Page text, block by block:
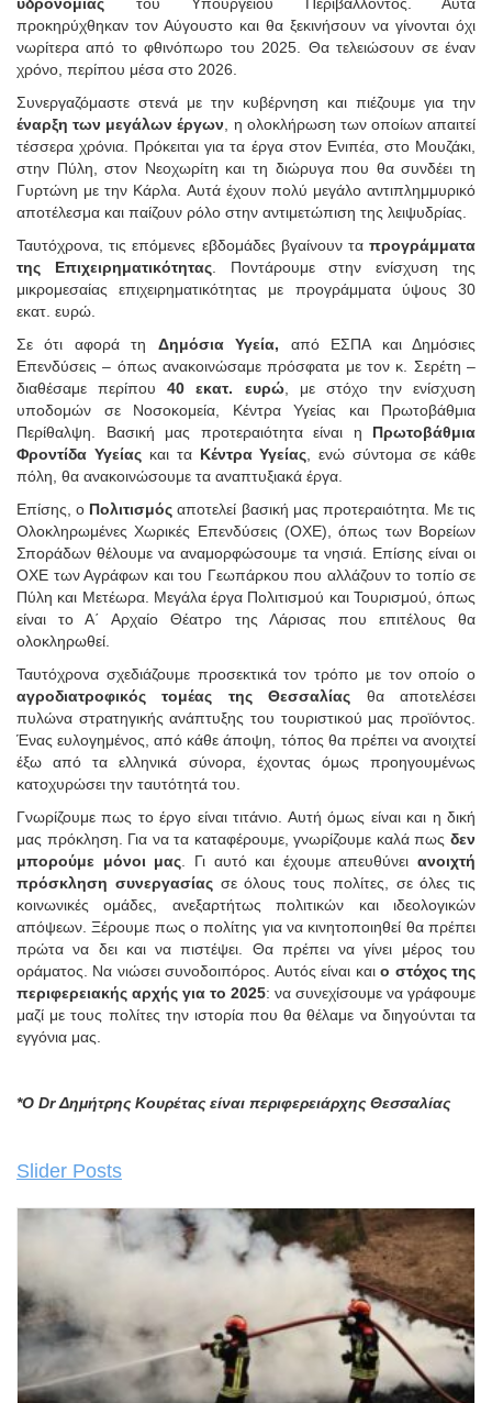
προκηρύχθηκαν τον Αύγουστο και θα ξεκινήσουν να γίνονται όχι
νωρίτερα από το φθινόπωρο του 2025. Θα τελειώσουν σε έναν
χρόνο, περίπου μέσα στο 2026.
Συνεργαζόμαστε στενά με την κυβέρνηση και πιέζουμε για την
έναρξη των μεγάλων έργων , η ολοκλήρωση των οποίων απαιτεί
τέσσερα χρόνια. Πρόκειται για τα έργα στον Ενιπέα, στο Μουζάκι,
στην Πύλη, στον Νεοχωρίτη και τη διώρυγα που θα συνδέει τη
Γυρτώνη με την Κάρλα. Αυτά έχουν πολύ μεγάλο αντιπλημμυρικό
αποτέλεσμα και παίζουν ρόλο στην αντιμετώπιση της λειψυδρίας.
Ταυτόχρονα, τις επόμενες εβδομάδες βγαίνουν τα προγράμματα
της Επιχειρηματικότητας. Ποντάρουμε στην ενίσχυση της
μικρομεσαίας επιχειρηματικότητας με προγράμματα ύψους 30
εκατ. ευρώ.
Σε ότι αφορά τη Δημόσια Υγεία, από ΕΣΠΑ και Δημόσιες
Επενδύσεις – όπως ανακοινώσαμε πρόσφατα με τον κ. Σερέτη –
διαθέσαμε περίπου40 εκατ. ευρώ, με στόχο την ενίσχυση
υποδομών σε Νοσοκομεία, Κέντρα Υγείας και Πρωτοβάθμια
Περίθαλψη. Βασική μας προτεραιότητα είναι η Πρωτοβάθμια
Φροντίδα Υγείαςκαι τα Κέντρα Υγείας , ενώ σύντομα σε κάθε
πόλη, θα ανακοινώσουμε τα αναπτυξιακά έργα.
Επίσης, ο Πολιτισμός αποτελεί βασική μας προτεραιότητα. Με τις
Ολοκληρωμένες Χωρικές Επενδύσεις (ΟΧΕ), όπως των Βορείων
Σποράδων θέλουμε να αναμορφώσουμε τα νησιά. Επίσης είναι οι
ΟΧΕ των Αγράφων και του Γεωπάρκου που αλλάζουν το τοπίο σε
Πύλη και Μετέωρα. Μεγάλα έργα Πολιτισμού και Τουρισμού, όπως
είναι το Α΄ Αρχαίο Θέατρο της Λάρισας που επιτέλους θα
ολοκληρωθεί.
Ταυτόχρονα σχεδιάζουμε προσεκτικά τον τρόπο με τον οποίο ο
αγροδιατροφικός τομέας της Θεσσαλίας θα αποτελέσει
πυλώνα στρατηγικής ανάπτυξης του τουριστικού μας προϊόντος.
Ένας ευλογημένος, από κάθε άποψη, τόπος θα πρέπει να ανοιχτεί
έξω από τα ελληνικά σύνορα, έχοντας όμως προηγουμένως
κατοχυρώσει την ταυτότητά του.
Γνωρίζουμε πως το έργο είναι τιτάνιο. Αυτή όμως είναι και η δική
μας πρόκληση. Για να τα καταφέρουμε, γνωρίζουμε καλά πως δεν
μπορούμε μόνοι μας . Γι αυτό και έχουμε απευθύνει ανοιχτή
πρόσκληση συνεργασίαςσε όλους τους πολίτες, σε όλες τις
κοινωνικές ομάδες, ανεξαρτήτως πολιτικών και ιδεολογικών
απόψεων. Ξέρουμε πως ο πολίτης για να κινητοποιηθεί θα πρέπει
πρώτα να δει και να πιστέψει. Θα πρέπει να γίνει μέρος του
οράματος. Να νιώσει συνοδοιπόρος. Αυτός είναι καιο στόχος της
περιφερειακής αρχής για το 2025: να συνεχίσουμε να γράφουμε
μαζί με τους πολίτες την ιστορία που θα θέλαμε να διηγούνται τα
εγγόνια μας.
*Ο DrΔημήτρης Κουρέτας είναι περιφερειάρχης Θεσσαλίας
Slider Posts